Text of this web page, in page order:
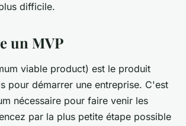
difficile.
un MVP
viable product) est le produit
pour démarrer une entreprise. C'est
nécessaire pour faire venir les
par la plus petite étape possible